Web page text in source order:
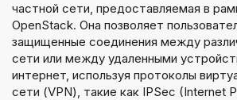
частной сети, предоставляемая в
OpenStack. Она позволяет
защищенные соединения между
сети или между удаленными
интернет, используя протоколы
сети (VPN), такие как IPSec (Internet